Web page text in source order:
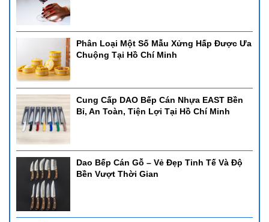
Phân Loại Một Số Mẫu Xửng Hấp Được Ưa
Chuộng Tại Hồ Chí Minh
Cung Cấp DAO Bếp Cán Nhựa EAST Bền
Bỉ, An Toàn, Tiện Lợi Tại Hồ Chí Minh
Dao Bếp Cán Gỗ – Vẻ Đẹp Tinh Tế Và Độ
Bền Vượt Thời Gian